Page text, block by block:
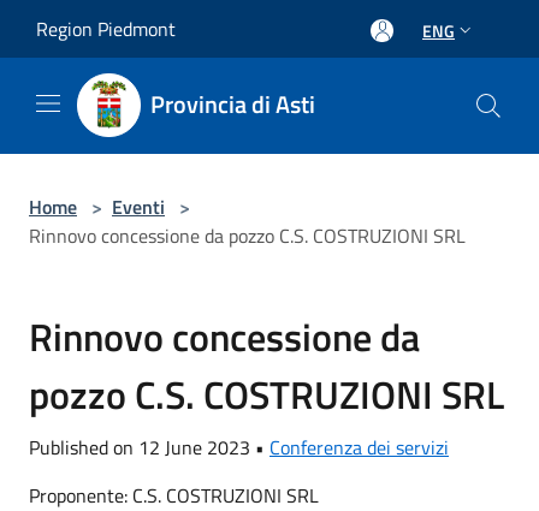
Region Piedmont ENG
Provincia di Asti
Home > Eventi >
Rinnovo concessione da pozzo C.S. COSTRUZIONI SRL
Rinnovo concessione da
pozzo C.S. COSTRUZIONI SRL
Published on 12 June 2023 • Conferenza dei servizi
Proponente: C.S. COSTRUZIONI SRL